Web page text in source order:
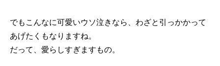
でもこんなに可愛いウソ泣きなら、わざと引っかかって
あげたくもなりますね。
だって、愛らしすぎますもの。